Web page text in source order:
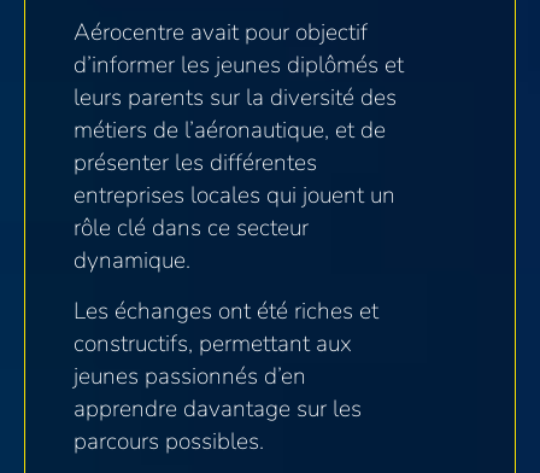
Aérocentre avait pour objectif
d’informer les jeunes diplômés et
leurs parents sur la diversité des
métiers de l’aéronautique, et de
présenter les différentes
entreprises locales qui jouent un
rôle clé dans ce secteur
dynamique.
Les échanges ont été riches et
constructifs, permettant aux
jeunes passionnés d’en
apprendre davantage sur les
parcours possibles.